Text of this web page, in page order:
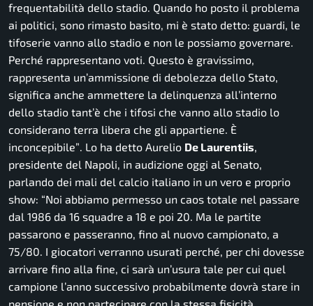
frequentabilità dello stadio. Quando ho posto il problema
ai politici, sono rimasto basito, mi è stato detto: guardi, le
tifoserie vanno allo stadio e non le possiamo governare.
Perché rappresentano voti. Questo è gravissimo,
rappresenta un’ammissione di debolezza dello Stato,
significa anche ammettere la delinquenza all’interno
dello stadio tant’è che i tifosi che vanno allo stadio lo
considerano terra libera che gli appartiene. È
inconcepibile”. Lo ha detto Aurelio De Laurentiis,
presidente del Napoli, in audizione oggi al Senato,
parlando dei mali del calcio italiano in un vero e proprio
show: “Noi abbiamo permesso un caos totale nel passare
dal 1986 da 16 squadre a 18 e poi 20. Ma le partite
passarono e passeranno, fino al nuovo campionato, a
75/80. I giocatori verranno usurati perché, per chi dovesse
arrivare fino alla fine, ci sarà un’usura tale per cui quel
campione l’anno successivo probabilmente dovrà stare in